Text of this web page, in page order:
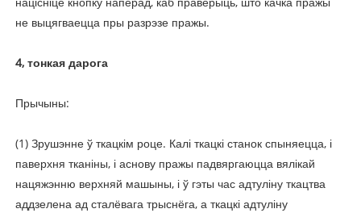
не выцягваецца пры разрэзе пражы.
4, тонкая дарога
Прычыны:
(1) Зрушэнне ў ткацкім роце. Калі ткацкі станок спыняецца, і
паверхня тканіны, і аснову пражы падвяргаюцца вялікай
нацяжэнню верхняй машыны, і ў гэты час адтуліну ткацтва
аддзелена ад сталёвага трыснёга, а ткацкі адтуліну